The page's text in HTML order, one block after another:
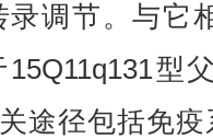
调节。与它
型
途径包括免